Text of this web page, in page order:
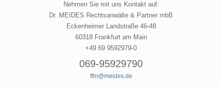
Nehmen Sie mit uns Kontakt auf:
Dr. MEIDES Rechtsanwälte & Partner mbB
Eckenheimer Landstraße 46-48
60318 Frankfurt am Main
+49 69 9592979-0
069-95929790
ffm@meides.de